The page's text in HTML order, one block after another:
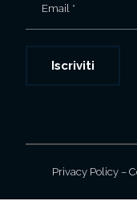
Email *
Privacy Policy –